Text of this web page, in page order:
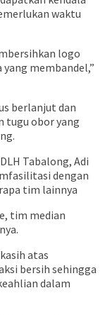
waktu
logo
membandel,”
berlanjut dan
tugu obor yang
Tabalong, Adi
dengan
tim lainnya
tim median
atas
bersih sehingga
dalam